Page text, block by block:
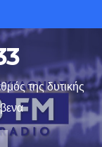
της δυτικής